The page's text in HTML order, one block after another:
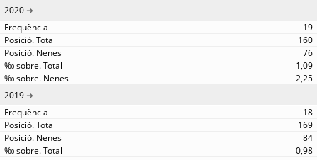
2020
19
160
76
1,09
2,25
2019
18
169
84
0,98